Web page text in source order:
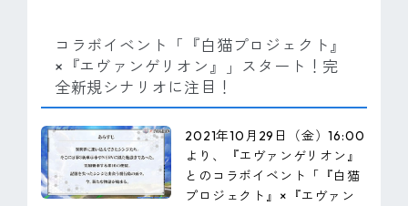
コラボイベント「『白猫プロジェクト』
×『エヴァンゲリオン』」スタート！完
全新規シナリオに注目！
2021年10月29日（金）16:00
より、『エヴァンゲリオン』
とのコラボイベント「『白猫
プロジェクト』×『エヴァン